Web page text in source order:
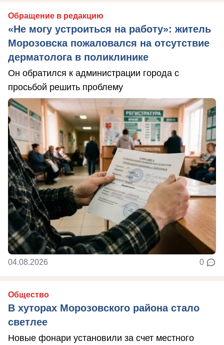
Обращение в редакцию
«Не могу устроиться на работу»: житель
Морозовска пожаловался на отсутствие
дерматолога в поликлинике
Он обратился к администрации города с
просьбой решить проблему
04.08.2026 0
Общество
В хуторах Морозовского района стало
светлее
Новые фонари установили за счет местного